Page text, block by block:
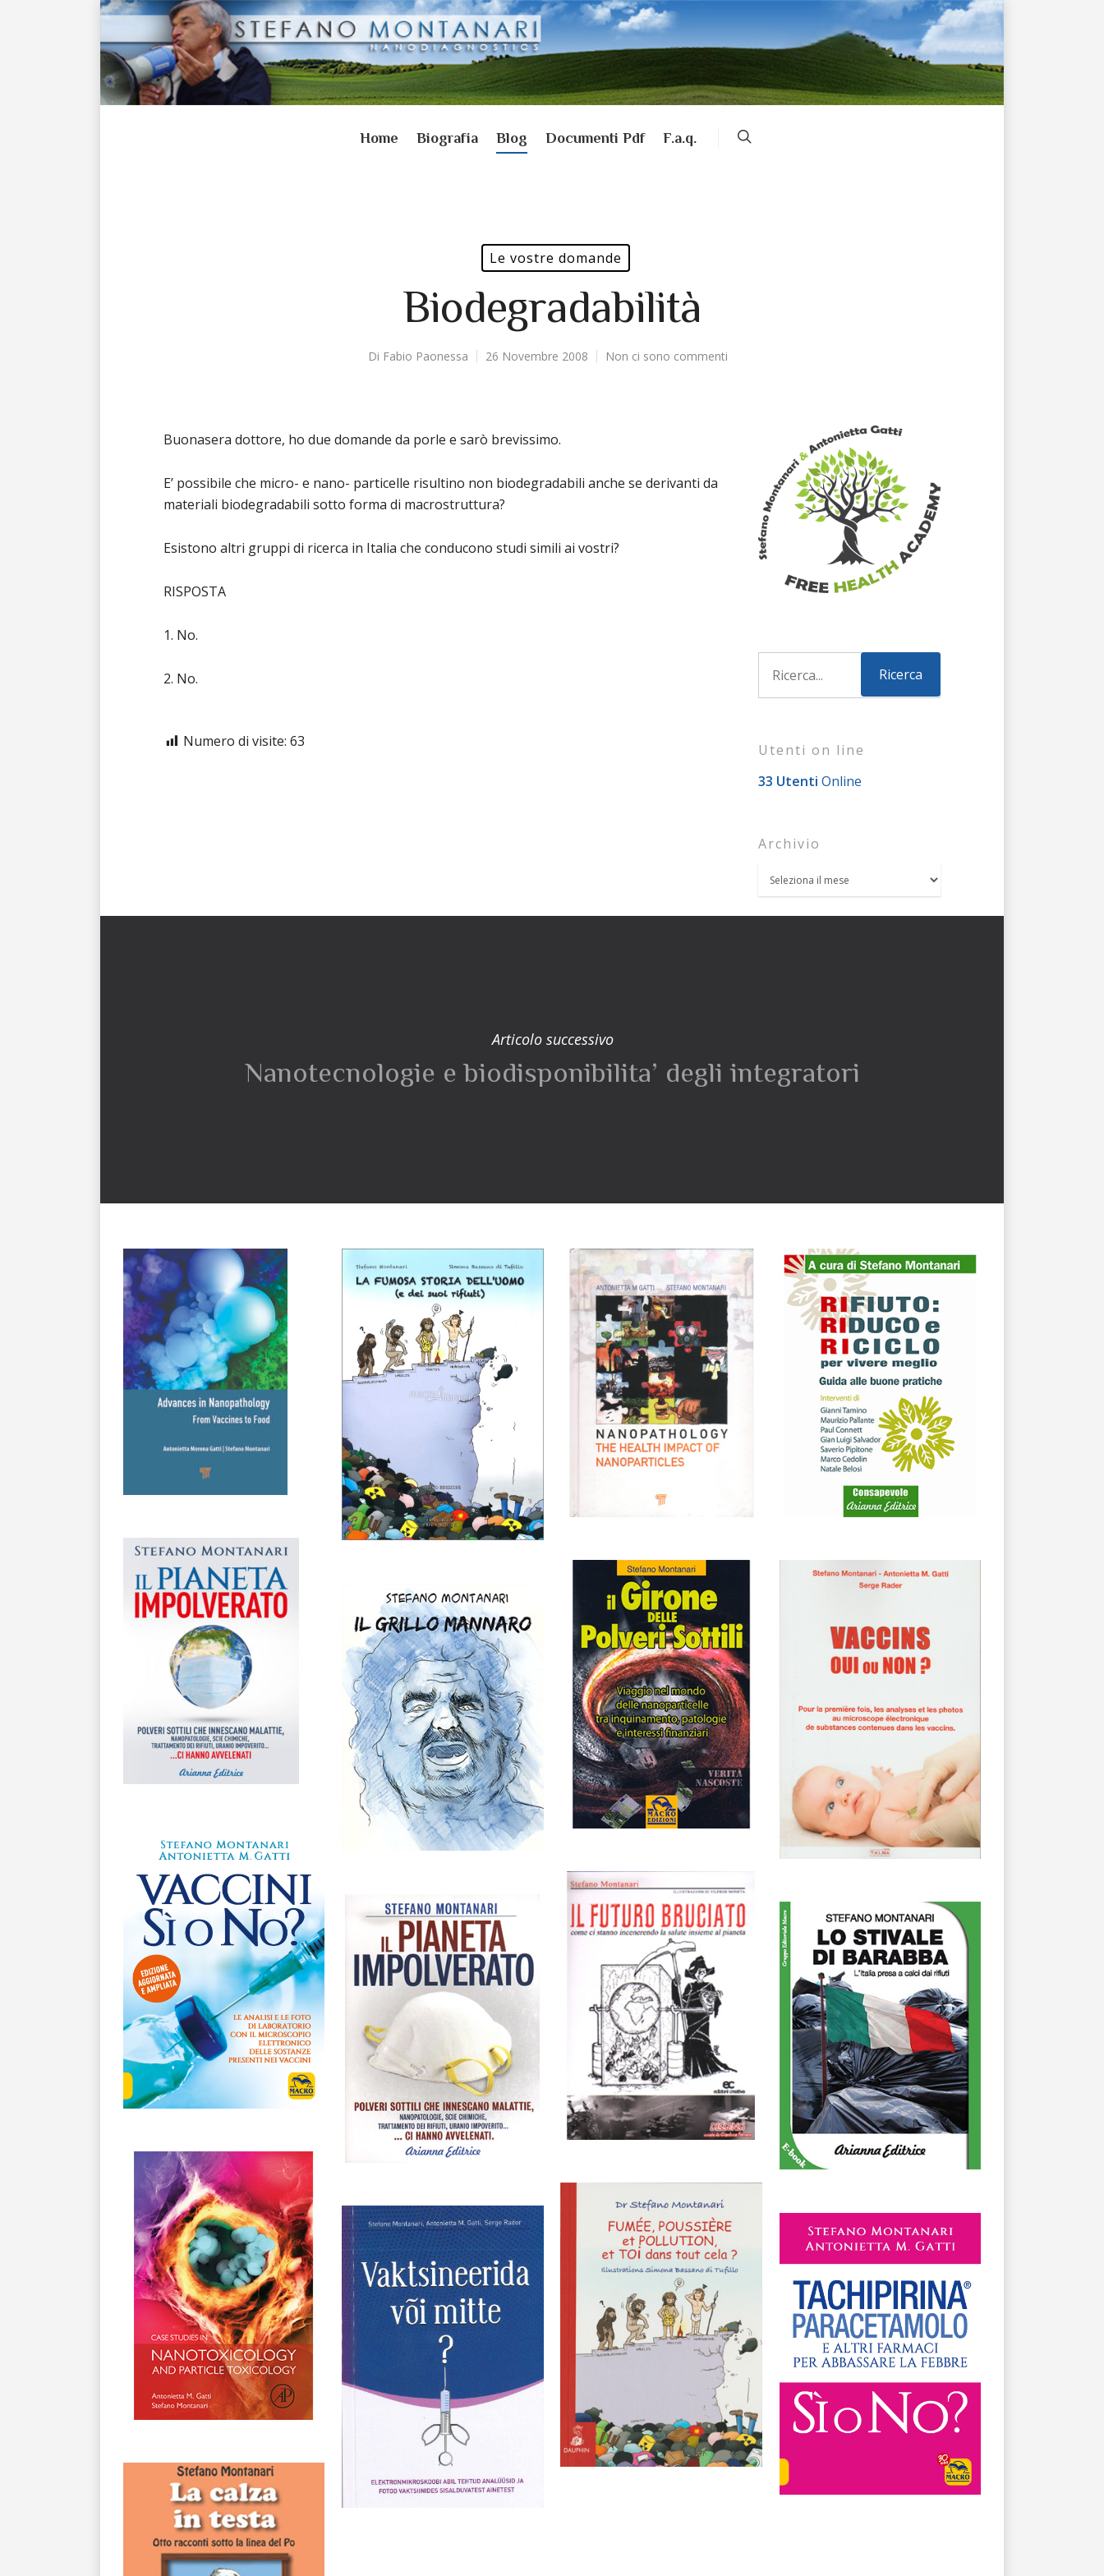
Home Biografia Blog Documenti Pdf F.a.q.
Le vostre domande
Biodegradabilità
Di Fabio Paonessa 26 Novembre 2008 Non ci sono commenti
Buonasera dottore, ho due domande da porle e sarò brevissimo.
E’ possibile che micro- e nano- particelle risultino non biodegradabili anche se derivanti da
materiali biodegradabili sotto forma di macrostruttura?
Esistono altri gruppi di ricerca in Italia che conducono studi simili ai vostri?
RISPOSTA
1. No.
2. No.
Numero di visite: 63
Utenti on line
33 Utenti Online
Archivio
Articolo successivo
Nanotecnologie e biodisponibilita’ degli integratori